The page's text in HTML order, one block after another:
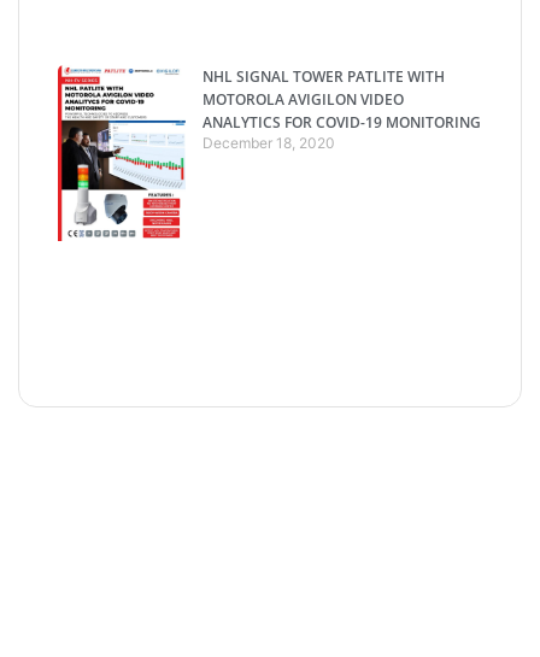
NHL SIGNAL TOWER PATLITE WITH
MOTOROLA AVIGILON VIDEO
ANALYTICS FOR COVID-19 MONITORING
December 18, 2020